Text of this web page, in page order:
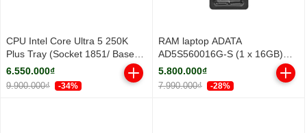
CPU Intel Core Ultra 5 250K
Plus Tray (Socket 1851/ Base
3.3Ghz/ Turbo 5.3GHz/ 18
Cores/ 18 Threads/ Cache
30MB)
6.550.000₫
9.900.000₫ -34%
RAM laptop ADATA
AD5S560016G-S (1 x 16GB)
DDR5 5600MHz
5.800.000₫
7.990.000₫ -28%